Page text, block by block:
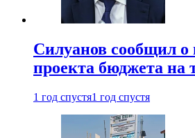
Силуанов сообщил о
проекта бюджета на
1 год спустя1 год спустя